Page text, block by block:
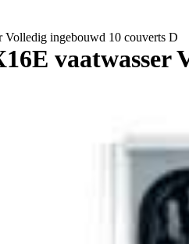
ingebouwd 10 couverts D
vaatwasser